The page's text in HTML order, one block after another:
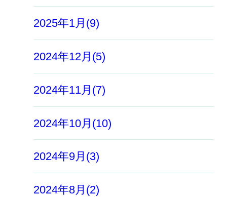
2025年1月(9)
2024年12月(5)
2024年11月(7)
2024年10月(10)
2024年9月(3)
2024年8月(2)